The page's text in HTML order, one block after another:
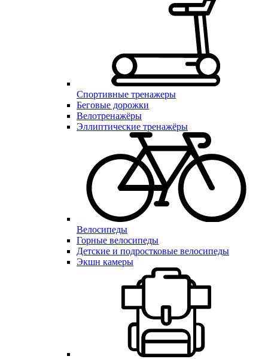
Спортивные тренажеры
Беговые дорожки
Велотренажёры
Эллиптические тренажёры
Велосипеды
Горные велосипеды
Детские и подростковые велосипеды
Экшн камеры